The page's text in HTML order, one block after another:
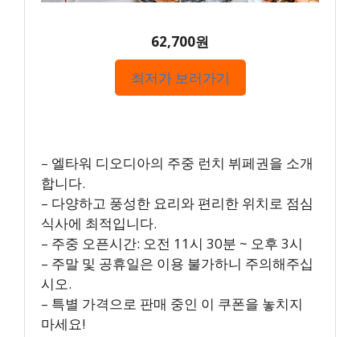
62,700원
최저가 보러가기
– 엘타워 디오디아의 주중 런치 뷔페권을 소개
합니다.
– 다양하고 풍성한 요리와 편리한 위치로 점심
식사에 최적입니다.
– 주중 오픈시간: 오전 11시 30분 ~ 오후 3시
– 주말 및 공휴일은 이용 불가하니 주의해주십
시오.
– 특별 가격으로 판매 중인 이 쿠폰을 놓치지
마세요!